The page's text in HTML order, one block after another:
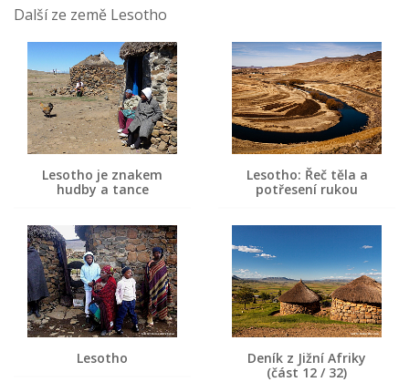
Další ze země Lesotho
Lesotho je znakem
hudby a tance
Lesotho: Řeč těla a
potřesení rukou
Lesotho
Deník z Jižní Afriky
(část 12 / 32)